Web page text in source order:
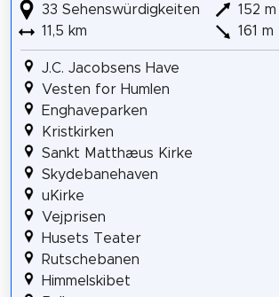
33 Sehenswürdigkeiten
11,5 km
152 m
161 m
J.C. Jacobsens Have
Vesten for Humlen
Enghaveparken
Kristkirken
Sankt Matthæus Kirke
Skydebanehaven
uKirke
Vejprisen
Husets Teater
Rutschebanen
Himmelskibet